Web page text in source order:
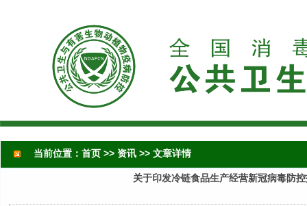
当前位置： 首页 >> 资讯 >> 文章详情
关于印发冷链食品生产经营新冠病毒防